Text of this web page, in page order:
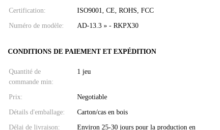
Certification: ISO9001, CE, ROHS, FCC
Numéro de modèle: AD-13.3 » - RKPX30
CONDITIONS DE PAIEMENT ET EXPÉDITION
Quantité de
commande min:
1 jeu
Prix: Negotiable
Détails d'emballage: Carton/cas en bois
Délai de livraison:
Environ 25-30 jours pour la production en